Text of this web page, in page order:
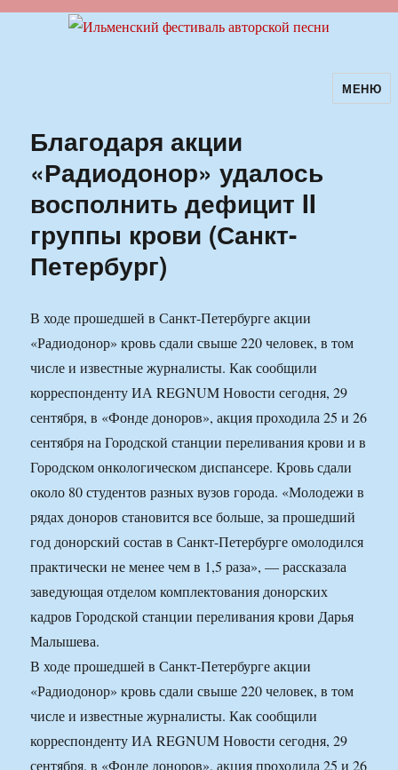
Ильменский фестиваль авторскойМЕНЮ
Благодаря акции
«Радиодонор» удалось
восполнить дефицит II
группы крови (Санкт-
Петербург)
В ходе прошедшей в Санкт-Петербурге акции
«Радиодонор» кровь сдали свыше 220 человек, в том
числе и известные журналисты. Как сообщили
корреспонденту ИА REGNUM Новости сегодня, 29
сентября, в «Фонде доноров», акция проходила 25 и 26
сентября на Городской станции переливания крови и в
Городском онкологическом диспансере. Кровь сдали
около 80 студентов разных вузов города. «Молодежи в
рядах доноров становится все больше, за прошедший
год донорский состав в Санкт-Петербурге омолодился
практически не менее чем в 1,5 раза», — рассказала
заведующая отделом комплектования донорских
кадров Городской станции переливания крови Дарья
Малышева.
В ходе прошедшей в Санкт-Петербурге акции
«Радиодонор» кровь сдали свыше 220 человек, в том
числе и известные журналисты. Как сообщили
корреспонденту ИА REGNUM Новости сегодня, 29
сентября, в «Фонде доноров», акция проходила 25 и 26